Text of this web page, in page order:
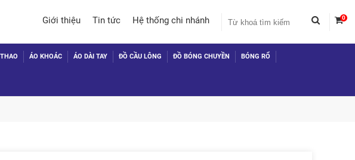
Giới thiệu Tin tức Hệ thống chi nhánh 0
ÁO KHOÁC ÁO DÀI TAY ĐỒ CẦU LÔNG ĐỒ BÓNG CHUYỀN BÓNG RỔ